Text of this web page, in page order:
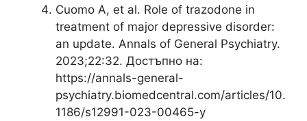
Cuomo A, et al. Role of trazodone in
treatment of major depressive disorder:
an update. Annals of General Psychiatry.
2023;22:32. Достъпно на:
https://annals-general-
psychiatry.biomedcentral.com/articles/10.
1186/s12991-023-00465-y